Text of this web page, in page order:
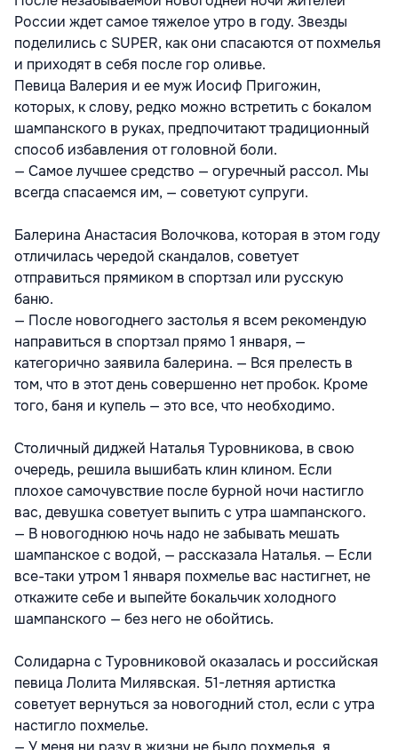
России ждет самое тяжелое утро в году. Звезды
поделились с SUPER, как они спасаются от похмелья
и приходят в себя после гор оливье.
Певица Валерия и ее муж Иосиф Пригожин,
которых, к слову, редко можно встретить с бокалом
шампанского в руках, предпочитают традиционный
способ избавления от головной боли.
— Самое лучшее средство — огуречный рассол. Мы
всегда спасаемся им, — советуют супруги.
Балерина Анастасия Волочкова, которая в этом году
отличилась чередой скандалов, советует
отправиться прямиком в спортзал или русскую
баню.
— После новогоднего застолья я всем рекомендую
направиться в спортзал прямо 1 января, —
категорично заявила балерина. — Вся прелесть в
том, что в этот день совершенно нет пробок. Кроме
того, баня и купель — это все, что необходимо.
Столичный диджей Наталья Туровникова, в свою
очередь, решила вышибать клин клином. Если
плохое самочувствие после бурной ночи настигло
вас, девушка советует выпить с утра шампанского.
— В новогоднюю ночь надо не забывать мешать
шампанское с водой, — рассказала Наталья. — Если
все-таки утром 1 января похмелье вас настигнет, не
откажите себе и выпейте бокальчик холодного
шампанского — без него не обойтись.
Солидарна с Туровниковой оказалась и российская
певица Лолита Милявская. 51-летняя артистка
советует вернуться за новогодний стол, если с утра
настигло похмелье.